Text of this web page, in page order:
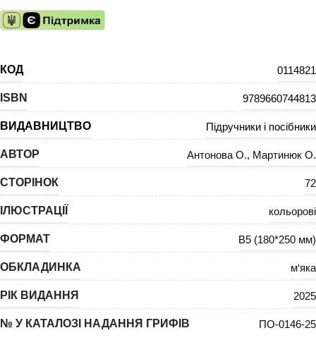
КОД 0114821
ISBN 9789660744813
ВИДАВНИЦТВО Підручники і посібники
АВТОР Антонова О., Мартинюк О.
СТОРІНОК 72
ІЛЮСТРАЦІЇ кольорові
ФОРМАТ В5 (180*250 мм)
ОБКЛАДИНКА м‘яка
РІК ВИДАННЯ 2025
№ У КАТАЛОЗІ НАДАННЯ ГРИФІВ ПО-0146-25